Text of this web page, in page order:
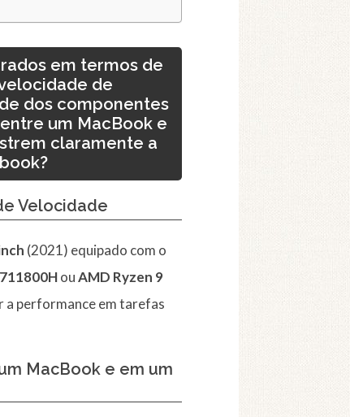
em termos de
de
dos componentes
um MacBook e
claramente a
Velocidade
(2021) equipado com o
ouAMD Ryzen 9
a performance em tarefas
MacBook e em um